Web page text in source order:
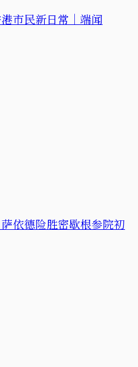
市民新日常｜端闻
依德险胜密歇根参院初